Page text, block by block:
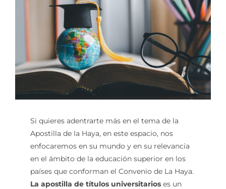
Si quieres adentrarte más en el tema de la
Apostilla de la Haya, en este espacio, nos
enfocaremos en su mundo y en su relevancia
en el ámbito de la educación superior en los
países que conforman el Convenio de La Haya.
La apostilla de títulos universitarioses un